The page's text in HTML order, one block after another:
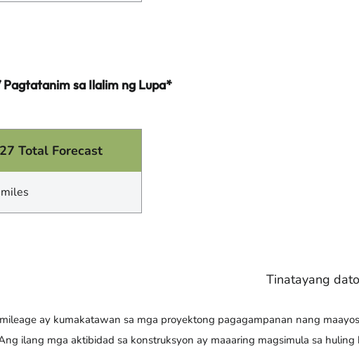
Pagtatanim sa Ilalim ng Lupa*
Total Forecast
Tinatayang
ay kumakatawan sa mga proyektong pagagampanan nang
ilang mga aktibidad sa konstruksyon ay maaaring magsimula sa